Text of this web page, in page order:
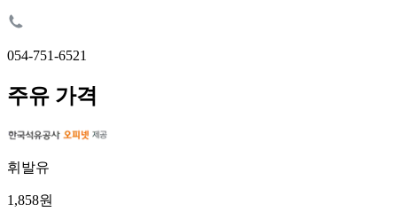
054-751-6521
주유 가격
휘발유
1,858원